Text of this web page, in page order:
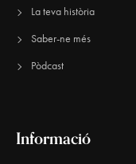
La teva història
Saber-ne més
Pòdcast
Informació